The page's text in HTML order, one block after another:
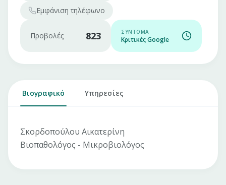
Εμφάνιση τηλέφωνο
Προβολές 823 ΣΎΝΤΟΜΑ
Κριτικές Google
Βιογραφικό Υπηρεσίες
Σκορδοπούλου Αικατερίνη
Βιοπαθολόγος - Μικροβιολόγος